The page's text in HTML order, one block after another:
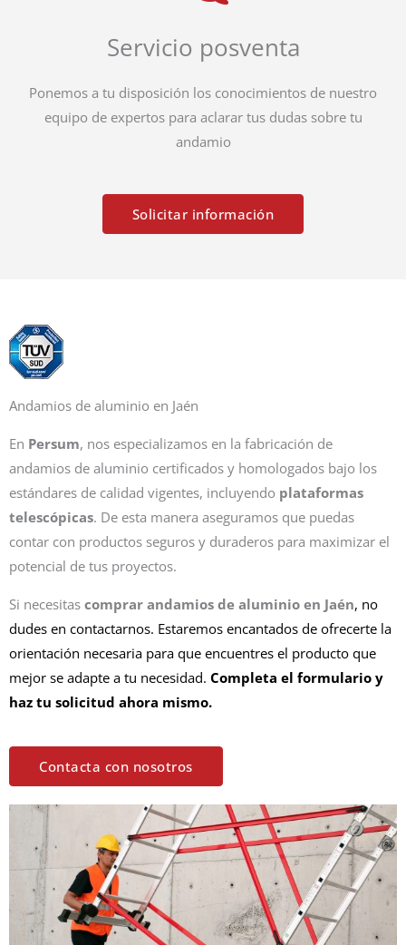
Servicio posventa
Ponemos a tu disposición los conocimientos de nuestro
equipo de expertos para aclarar tus dudas sobre tu
andamio
Solicitar información
Andamios de aluminio en Jaén
En Persum, nos especializamos en la fabricación de
andamios de aluminio certificados y homologados bajo los
estándares de calidad vigentes, incluyendo plataformas
telescópicas. De esta manera aseguramos que puedas
contar con productos seguros y duraderos para maximizar el
potencial de tus proyectos.
Si necesitas comprar andamios de aluminio en Jaén, no
dudes en contactarnos. Estaremos encantados de ofrecerte la
orientación necesaria para que encuentres el producto que
mejor se adapte a tu necesidad. Completa el formulario y
haz tu solicitud ahora mismo.
Contacta con nosotros